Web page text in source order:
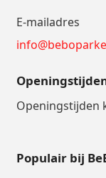
E-mailadres
Openingstijden
Populair bij